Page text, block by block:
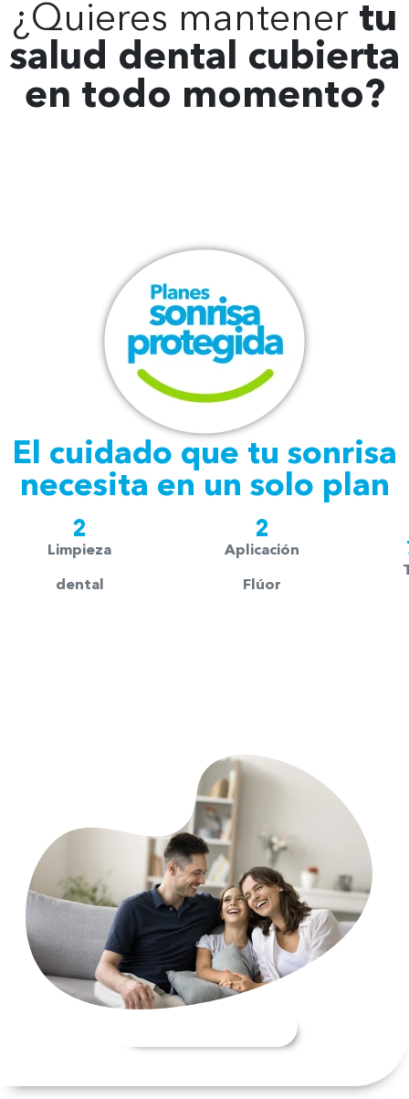
¿Quieres mantener tu
salud dental cubierta
en todo momento?
El cuidado que tu sonrisa
necesita en un solo plan
2
Limpieza
dental
2
Aplicación
Flúor